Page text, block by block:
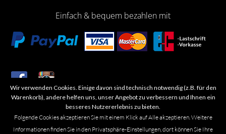
Einfach & bequem bezahlen mit
​Letzte Aktualisierung: 06.2026
Wir verwenden Cookies. Einige davon sind technisch notwendig (z.B. für den
Warenkorb), andere helfen uns, unser Angebot zu verbessern und Ihnen ein
besseres Nutzererlebnis zu bieten.
Folgende Cookies akzeptieren Sie mit einem Klick auf Alle akzeptieren. Weitere
Informationen finden Sie in den Privatsphäre-Einstellungen, dort können Sie Ihre